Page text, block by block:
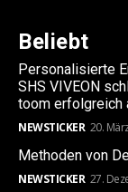
Beliebt
Personalisierte
SHS VIVEON
toom erfolgreich
NEWSTICKER 20.
Methoden von
NEWSTICKER 27.